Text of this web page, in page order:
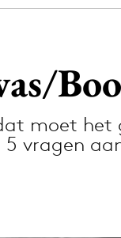
moet
vragen